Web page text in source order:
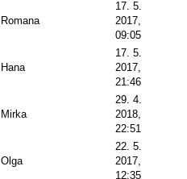
Romana
17. 5.
2017,
09:05
Hana
17. 5.
2017,
21:46
Mirka
29. 4.
2018,
22:51
Olga
22. 5.
2017,
12:35